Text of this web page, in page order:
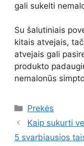
gali sukelti
Su šalutiniais
kitais atvejais,
atvejais gali
produkto
nemalonūs
Kategorijos
Prekės
Kaip sukurti
5 svarbiausios